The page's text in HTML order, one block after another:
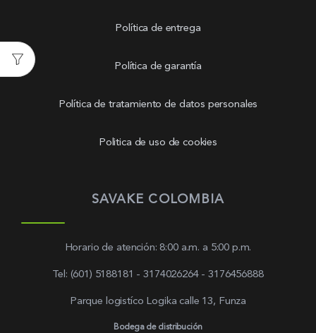
Política de entrega
Política de garantía
Política de tratamiento de datos personales
Politica de uso de cookies
SAVAKE COLOMBIA
Horario de atención: 8:00 a.m. a 5:00 p.m.
Tel: (601) 5188181 - 3174026264 - 3176456888
Parque logistíco Logika calle 13, Funza
Bodega de distribución